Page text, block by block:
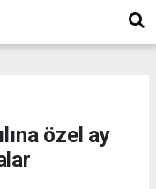
özel ay